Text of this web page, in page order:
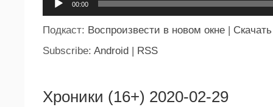
00:00
Подкаст: Воспроизвести в новом окне | Скачать
Subscribe: Android | RSS
Хроники (16+) 2020-02-29